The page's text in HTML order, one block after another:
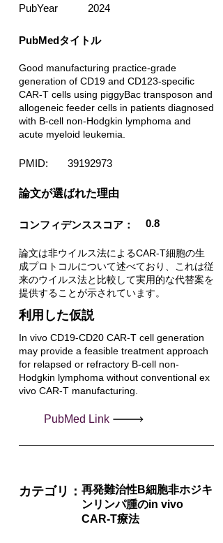
PubYear 2024
PubMedタイトル
Good manufacturing practice-grade
generation of CD19 and CD123-specific
CAR-T cells using piggyBac transposon and
allogeneic feeder cells in patients diagnosed
with B-cell non-Hodgkin lymphoma and
acute myeloid leukemia.
PMID: 39192973
​論文が選ばれた理由
コンフィデンススコア： 0.8
論文は非ウイルス法によるCAR-T細胞の生
成プロトコルについて述べており、これは従
来のウイルス法と比較して実用的な代替案を
提供することが示されています。
利用した仮説
In vivo CD19-CD20 CAR-T cell generation
may provide a feasible treatment approach
for relapsed or refractory B-cell non-
Hodgkin lymphoma without conventional ex
vivo CAR-T manufacturing.
PubMed Link
カテゴリ： 再発難治性B細胞非ホジキ
ンリンパ腫のin vivo
CAR-T療法